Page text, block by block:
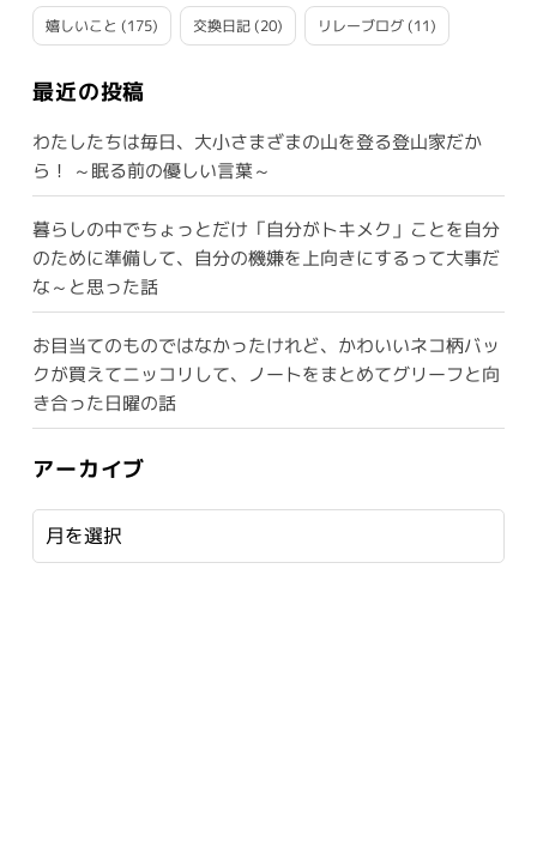
嬉しいこと (175) 交換日記(20) リレーブログ(11)
最近の投稿
わたしたちは毎日、大小さまざまの山を登る登山家だか
ら！ ～眠る前の優しい言葉～
暮らしの中でちょっとだけ「自分がトキメク」ことを自分
のために準備して、自分の機嫌を上向きにするって大事だ
な～と思った話
お目当てのものではなかったけれど、かわいいネコ柄バッ
クが買えてニッコリして、ノートをまとめてグリーフと向
き合った日曜の話
アーカイブ